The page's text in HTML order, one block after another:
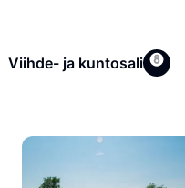
Viihde- ja kuntosali